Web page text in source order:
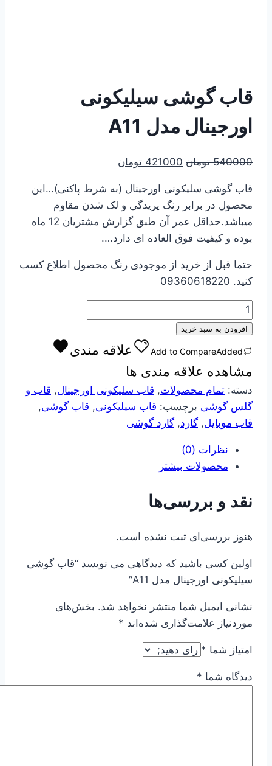
قاب گوشی سیلیکونی
اورجینال مدل A11
540000 تومان قیمت
540000 تومان
بود.
421000 تومان
421000 تومان
است.
قاب گوشی سلیکونی اورجینال (به شرط پاکنی)…این
محصول در برابر رنگ پریدگی و لک شدن مقاوم
میباشد.حداقل عمر آن طبق گزارش مشتریان 12 ماه
بوده و کیفیت فوق العاده ای دارد….
حتما قبل از خرید از موجودی رنگ محصول اطلاع کسب
کنید. 09360618220
قاب
گوشی
اورجینال
مدل
A11
عدد
افزودن به سبد خرید
Add to CompareAdded
علاقه مندی
مشاهده علاقه مندی ها
دسته: تمام محصولات, قاب سلیکونی اورجینال, قاب و
گلس گوشی برچسب: قاب سیلیکونی, قاب گوشی,
قاب موبایل, گارد, گارد گوشی
نظرات (0)
محصولات بیشتر
نقد و بررسی‌ها
هنوز بررسی‌ای ثبت نشده است.
اولین کسی باشید که دیدگاهی می نویسد “قاب گوشی
سیلیکونی اورجینال مدل A11”
نشانی ایمیل شما منتشر نخواهد شد. بخش‌های
موردنیاز علامت‌گذاری شده‌اند *
امتیاز شما *
دیدگاه شما *